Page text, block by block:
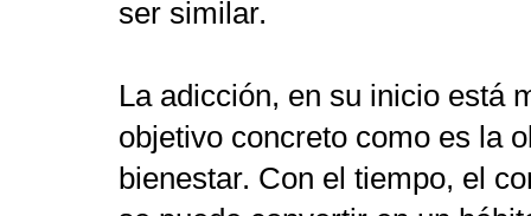
ser similar.
La adicción, en su inicio está
objetivo concreto como es la
bienestar. Con el tiempo, el